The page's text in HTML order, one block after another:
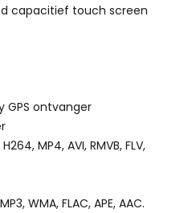
capacitief touch screen
GPS ontvanger
MP4, AVI, RMVB, FLV,
WMA, FLAC, APE, AAC.